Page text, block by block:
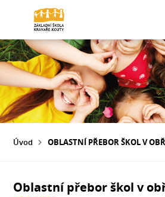
Úvod OBLASTNÍ PŘEBOR ŠKOL V
Oblastní přebor škol v